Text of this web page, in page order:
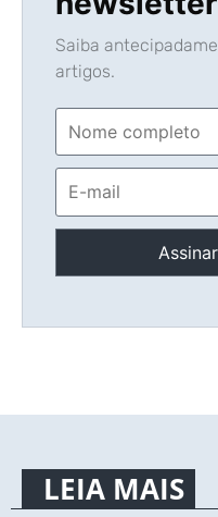
Saiba
artigos.
LEIA MAIS